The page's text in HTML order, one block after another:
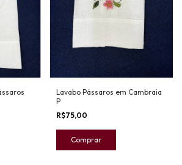
Lavabo Pássaros em Cambraia
P
R$75,00